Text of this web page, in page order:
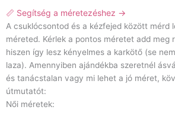
📏 Segítség a méretezéshez →
A csuklócsontod és a kézfejed között mérd
méreted. Kérlek a pontos méretet add meg
hiszen így lesz kényelmes a karkötő (se
laza). Amennyiben ajándékba szeretnél
és tanácstalan vagy mi lehet a jó méret,
útmutatót:
Női méretek: